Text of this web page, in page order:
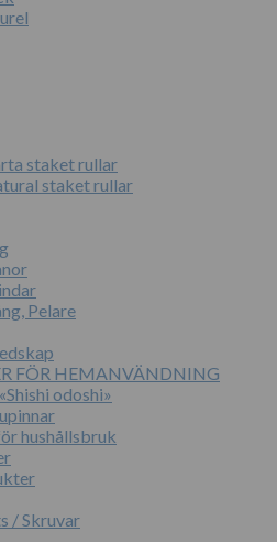
staket rullar
staket rullar
Pelare
FÖR HEMANVÄNDNING
odoshi»
hushållsbruk
/ Skruvar